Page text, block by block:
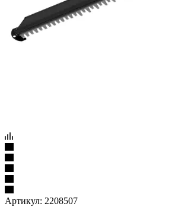
Артикул: 2208507